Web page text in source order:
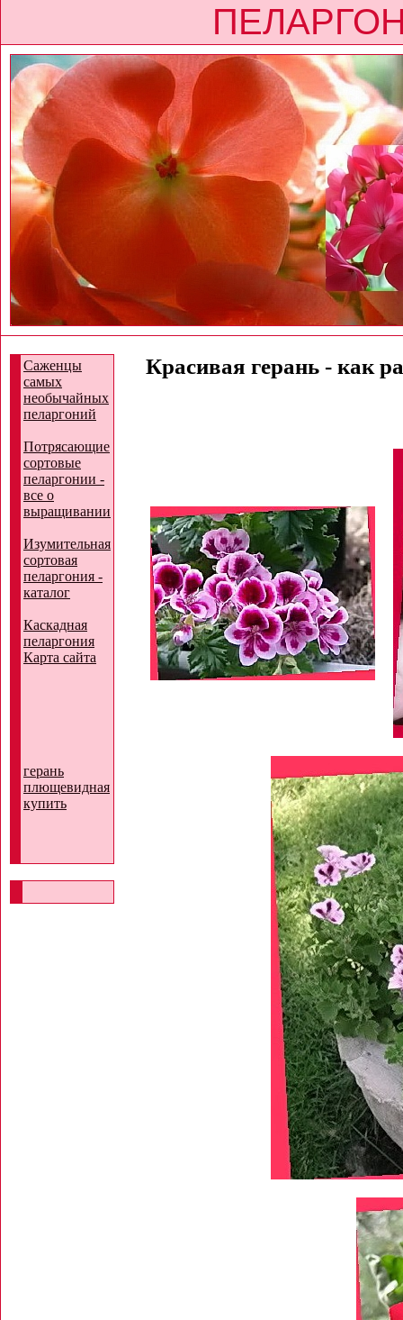
Саженцы
самых
необычайных
пеларгоний
Потрясающие
сортовые
пеларгонии -
все о
выращивании
Изумительная
сортовая
пеларгония -
каталог
Каскадная
пеларгония
Карта сайта
герань
плющевидная
купить
Красивая герань - как